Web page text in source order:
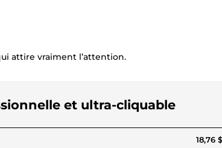
attire vraiment l’attention.
et ultra-cliquable
18,76